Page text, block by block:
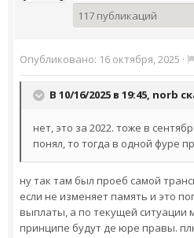
117 публикаций
Опубликовано: 16 октября, 2025 ·
В 10/16/2025 в 19:45, norb
нет, это за 2022. тоже в
понял, то тогда в одной фуре
ну так там был проеб самой
если не изменяет память и это
выплаты, а по текущей ситуации
принципе будут де юре правы.